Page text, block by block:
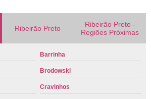
Ribeirão Preto
Ribeirão Preto -
Regiões Próximas
Barrinha
Brodowski
Cravinhos